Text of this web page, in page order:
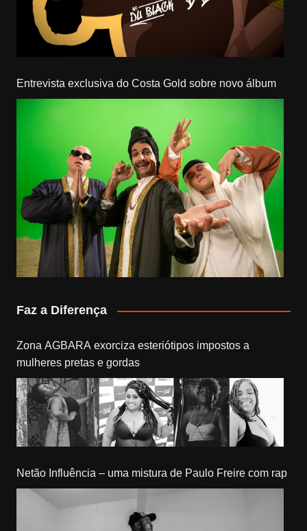
Entrevista exclusiva do Costa Gold sobre novo álbum
Faz a Diferença
Zona AGBARA exorciza esteriótipos impostos a
mulheres pretas e gordas
Netão Influência – uma mistura de Paulo Freire com rap